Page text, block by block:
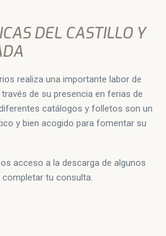
DEL CASTILLO Y
realiza una importante labor de
de su presencia en ferias de
catálogos y folletos son un
y bien acogido para fomentar su
acceso a la descarga de algunos
tu consulta.